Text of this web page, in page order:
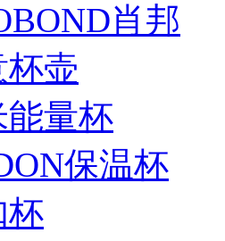
肖邦
壶
能量杯
保温杯
杯